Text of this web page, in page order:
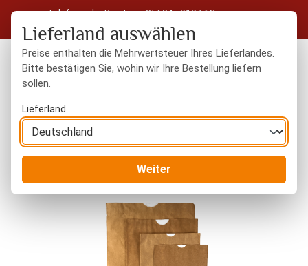
Zum Hauptinhalt springen
Telefonische Beratung: 05604 - 919 563
Kostenloser Versand in Deutschland ab 50 € Warenwert
Bildergalerie überspringen
Lieferland auswählen
Preise enthalten die Mehrwertsteuer Ihres Lieferlandes.
Bitte bestätigen Sie, wohin wir Ihre Bestellung liefern
sollen.
Lieferland
Weiter